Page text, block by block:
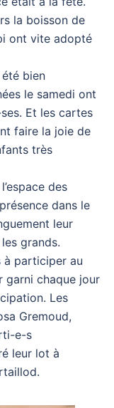
la boisson de
ont vite adopté
bien
le samedi ont
Et les cartes
faire la joie de
très
des
dans le
leur
grands.
à participer au
garni chaque jour
Les
Gremoud,
e-s
leur lot à